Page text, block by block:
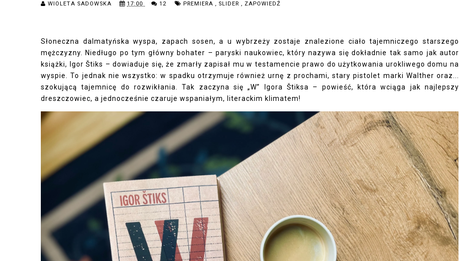
WIOLETA SADOWSKA 17:00 12 PREMIERA , SLIDER , ZAPOWIEDŹ
Słoneczna dalmatyńska wyspa, zapach sosen, a u wybrzeży zostaje znalezione ciało tajemniczego starszego
mężczyzny. Niedługo po tym główny bohater – paryski naukowiec, który nazywa się dokładnie tak samo jak autor
książki, Igor Štiks – dowiaduje się, że zmarły zapisał mu w testamencie prawo do użytkowania urokliwego domu na
wyspie. To jednak nie wszystko: w spadku otrzymuje również urnę z prochami, stary pistolet marki Walther oraz...
szokującą tajemnicę do rozwikłania. Tak zaczyna się „W” Igora Štiksa – powieść, która wciąga jak najlepszy
dreszczowiec, a jednocześnie czaruje wspaniałym, literackim klimatem!